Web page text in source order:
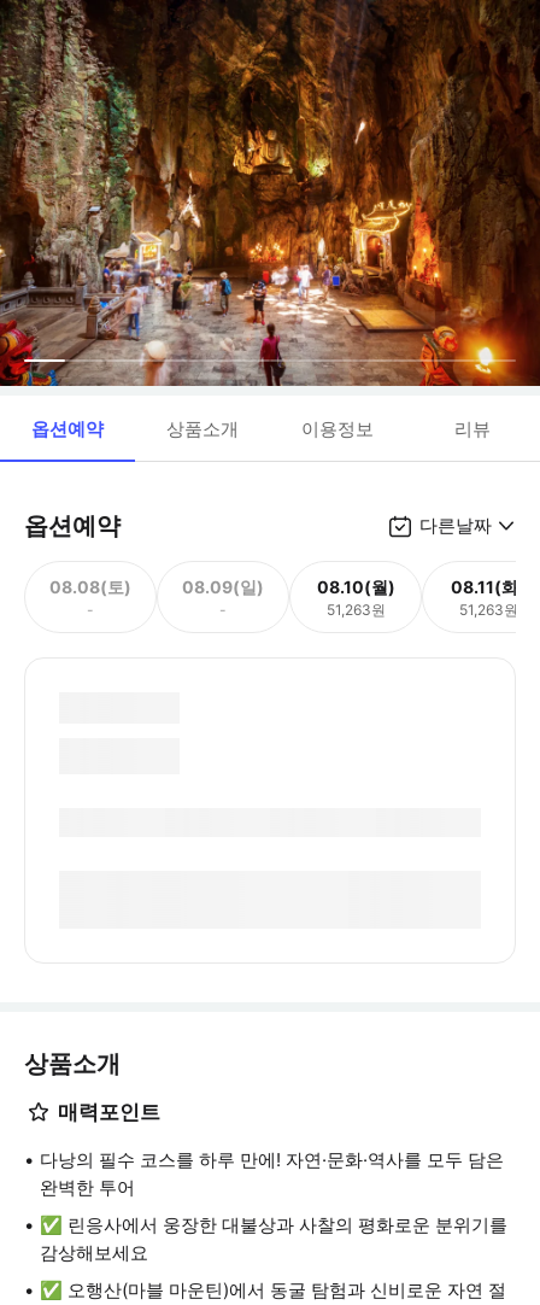
옵션예약 상품소개 이용정보 리뷰
옵션예약 다른날짜
08.08(토)
-
08.09(일)
-
08.10(월)
51,263원
08.11(화)
51,263원
상품소개
매력포인트
다낭의 필수 코스를 하루 만에! 자연·문화·역사를 모두 담은
완벽한 투어
✅ 린응사에서 웅장한 대불상과 사찰의 평화로운 분위기를
감상해보세요
✅ 오행산(마블 마운틴)에서 동굴 탐험과 신비로운 자연 절